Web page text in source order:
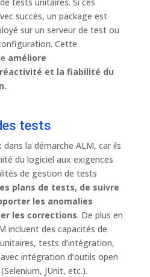
succès, un package est
sur un serveur de test ou
Cette
améliore
et la fiabilité du
tests
la démarche ALM, car ils
du logiciel aux exigences
de gestion de tests
plans de tests, de suivre
les anomalies
les corrections. De plus en
incluent des capacités de
tests d’intégration,
intégration d’outils open
JUnit, etc.).